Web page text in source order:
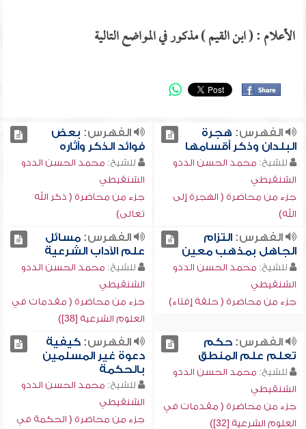
الأعلام : ( ابن القيم ) مذكور في المواضع التالية
الفهرس: هجرة
البلدان وذكر أقسامها
للشيخ: محمد الحسن الددو
الشنقيطي
جزء من محاضرة ( الهجرة إلى
الله)
الفهرس: بعض
فوائد الذكر وآثاره
للشيخ: محمد الحسن الددو
الشنقيطي
جزء من محاضرة ( ذكر الله
تعالى)
الفهرس:التزام
الجاهل بمذهب معين
للشيخ: محمد الحسن الددو
الشنقيطي
جزء من محاضرة ( حلقة إفتاء)
الفهرس:مسائل
علم الآداب الشرعية
للشيخ: محمد الحسن الددو
الشنقيطي
جزء من محاضرة ( مقدمات في
العلوم الشرعية [38])
الفهرس:حكم
تعلم علم المنطق
للشيخ: محمد الحسن الددو
الشنقيطي
جزء من محاضرة ( مقدمات في
العلوم الشرعية [32])
الفهرس:كيفية
دعوة غير المسلمين
بالحكمة
للشيخ: محمد الحسن الددو
الشنقيطي
جزء من محاضرة ( الحكمة في